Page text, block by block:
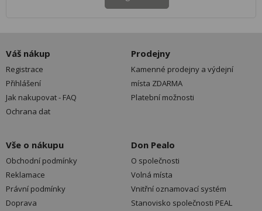
Váš nákup
Registrace
Přihlášení
Jak nakupovat - FAQ
Ochrana dat
Prodejny
Kamenné prodejny a výdejní
místa ZDARMA
Platební možnosti
Vše o nákupu
Obchodní podmínky
Reklamace
Právní podmínky
Doprava
Don Pealo
O společnosti
Volná místa
Vnitřní oznamovací systém
Stanovisko společnosti PEAL